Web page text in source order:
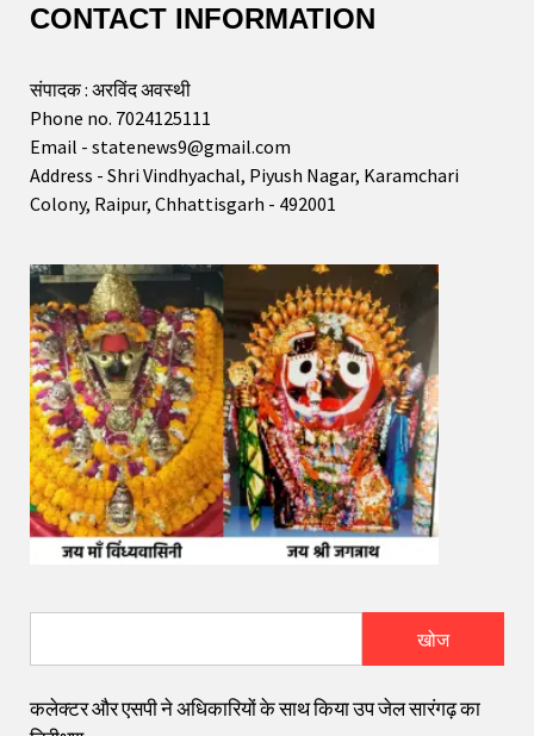
CONTACT INFORMATION
संपादक : अरविंद अवस्थी
Phone no. 7024125111
Email - statenews9@gmail.com
Address - Shri Vindhyachal, Piyush Nagar, Karamchari
Colony, Raipur, Chhattisgarh - 492001
खोज
कलेक्टर और एसपी ने अधिकारियों के साथ किया उप जेल सारंगढ़ का